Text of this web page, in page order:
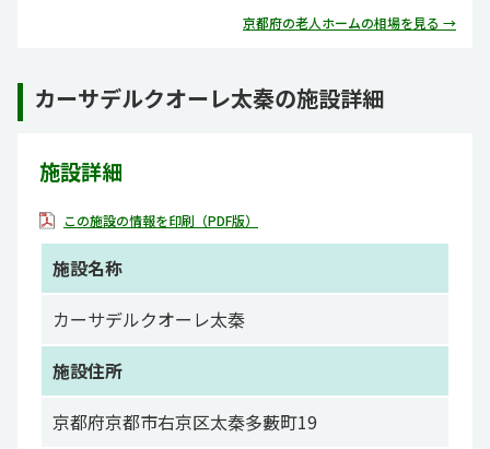
京都府の老人ホームの相場を見る →
カーサデルクオーレ太秦の施設詳細
施設詳細
この施設の情報を印刷（PDF版）
施設名称
カーサデルクオーレ太秦
施設住所
京都府京都市右京区太秦多藪町19